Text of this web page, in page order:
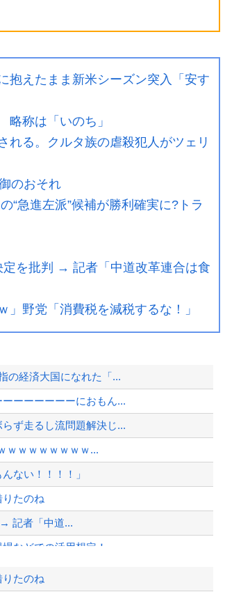
抱えたまま新米シーズン突入「安す
称は「いのち」
れる。クルタ族の虐殺犯人がツェリ
のおそれ
“急進左派”候補が勝利確実に?トラ
定を批判 → 記者「中道改革連合は食
野党「消費税を減税するな！」
の経済大国になれた「...
ーーーーーーにおもん...
ず走るし流問題解決じ...
ｗｗｗｗｗｗｗｗ...
ない！！！！」
たのね
→ 記者「中道...
などでの活用想定！
たのね